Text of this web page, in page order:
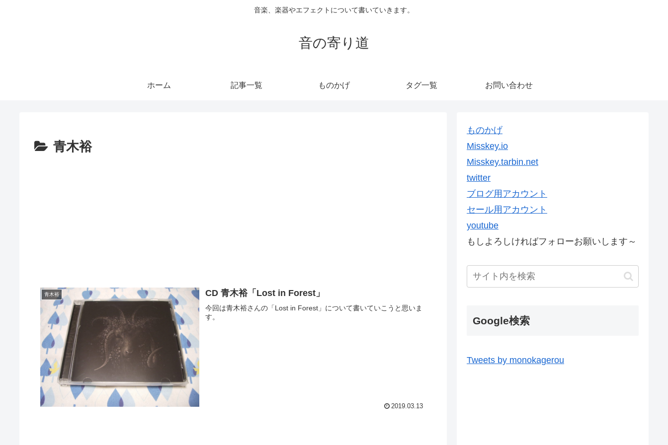
音楽、楽器やエフェクトについて書いていきます。
音の寄り道
ホーム 記事一覧 ものかげ タグ一覧 お問い合わせ
青木裕
青木裕 CD 青木裕「Lost in Forest」
今回は青木裕さんの「Lost in Forest」について書いていこうと思いま
す。
2019.03.13
ものかげ
Misskey.io
Misskey.tarbin.net
twitter
ブログ用アカウント
セール用アカウント
youtube
もしよろしければフォローお願いします～
Google検索
Tweets by monokagerou